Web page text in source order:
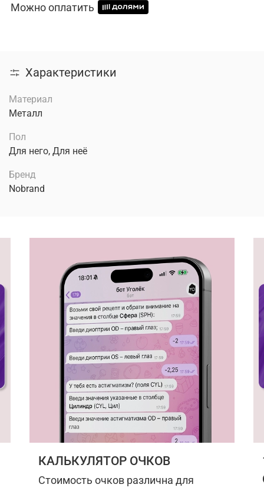
Можно оплатить
Характеристики
Материал
Металл
Пол
Для него, Для неё
Бренд
Nobrand
КАЛЬКУЛЯТОР ОЧКОВ
Стоимость очков различна для